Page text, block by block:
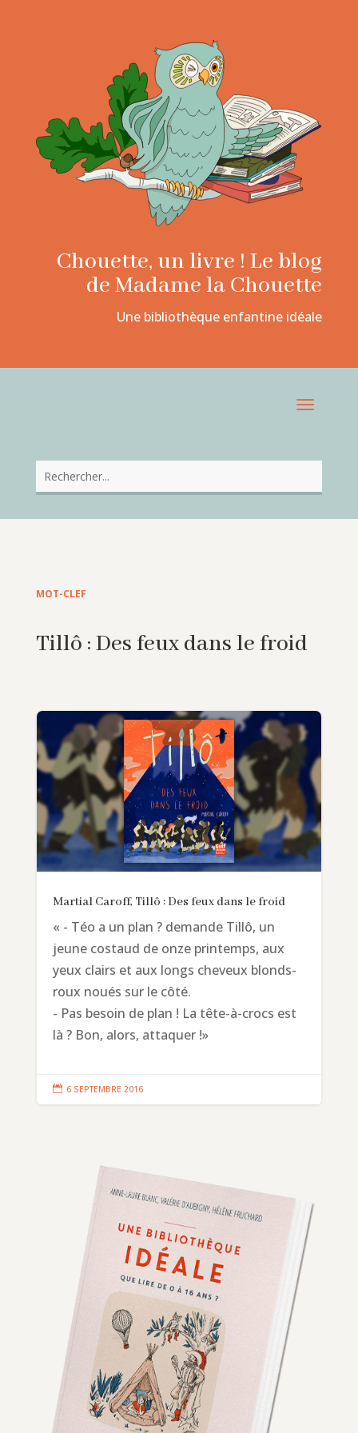
Chouette, un livre ! Le blog
de Madame la Chouette
Une bibliothèque enfantine idéale
MOT-CLEF
Tillô : Des feux dans le froid
Martial Caroff, Tillô : Des feux dans le froid
« - Téo a un plan ? demande Tillô, un
jeune costaud de onze printemps, aux
yeux clairs et aux longs cheveux blonds-
roux noués sur le côté.
- Pas besoin de plan ! La tête-à-crocs est
là ? Bon, alors, attaquer !»
 6 SEPTEMBRE 2016